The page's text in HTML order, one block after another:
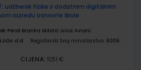
7; udžbenik fizike s dodatnim digitalnim
razredu osnovne škole
Peroš Branka Milotić Ivica Aviani
d.d. Registarski broj ministarstva: 6005
CIJENA: 11,51 €